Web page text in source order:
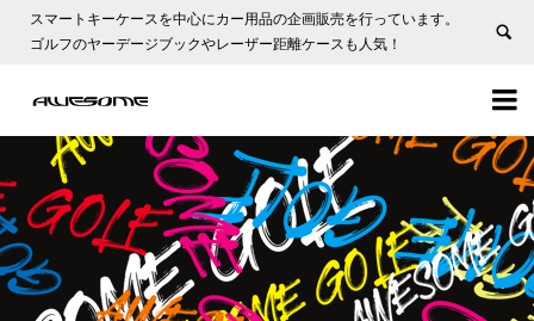
スマートキーケースを中心にカー用品の企画販売を行っています。
ゴルフのヤーデージブックやレーザー距離ケースも人気！

